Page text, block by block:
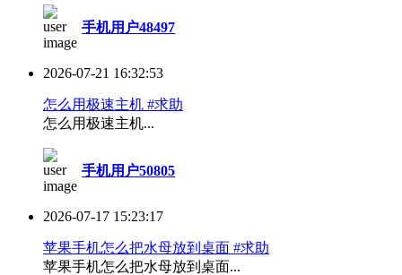
手机用户48497
2026-07-21 16:32:53
怎么用极速主机 #求助
怎么用极速主机...
手机用户50805
2026-07-17 15:23:17
苹果手机怎么把水母放到桌面 #求助
苹果手机怎么把水母放到桌面...